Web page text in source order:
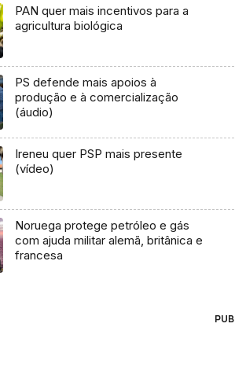
PAN quer mais incentivos para a
agricultura biológica
PS defende mais apoios à
produção e à comercialização
(áudio)
Ireneu quer PSP mais presente
(vídeo)
Noruega protege petróleo e gás
com ajuda militar alemã, britânica e
francesa
PUB